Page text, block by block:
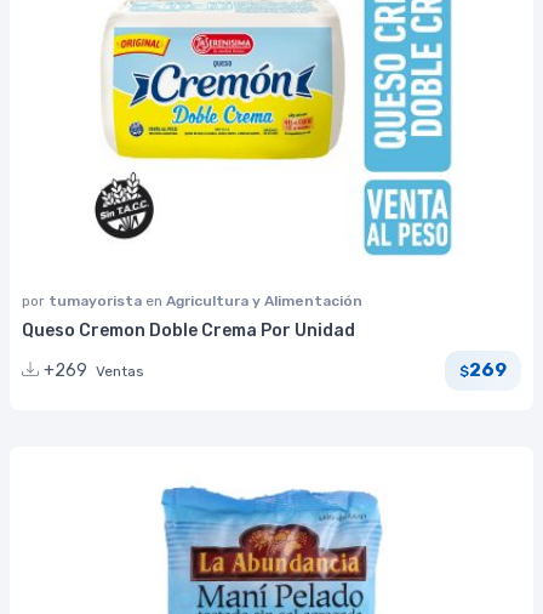
por tumayorista en Agricultura y Alimentación
Queso Cremon Doble Crema Por Unidad
+269 Ventas $269